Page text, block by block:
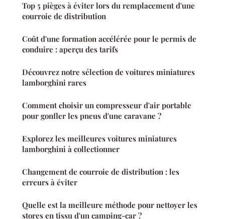
Top 5 pièges à éviter lors du remplacement d'une
courroie de distribution
Coût d'une formation accélérée pour le permis de
conduire : aperçu des tarifs
Découvrez notre sélection de voitures miniatures
lamborghini rares
Comment choisir un compresseur d'air portable
pour gonfler les pneus d'une caravane ?
Explorez les meilleures voitures miniatures
lamborghini à collectionner
Changement de courroie de distribution : les
erreurs à éviter
Quelle est la meilleure méthode pour nettoyer les
stores en tissu d'un camping-car ?